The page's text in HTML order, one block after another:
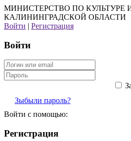
МИНИСТЕРСТВО ПО КУЛЬТУРЕ
КАЛИНИНГРАДСКОЙ ОБЛАСТИ
Войти | Регистрация
Войти
Зыбыли пароль?
Войти с помощью:
Регистрация